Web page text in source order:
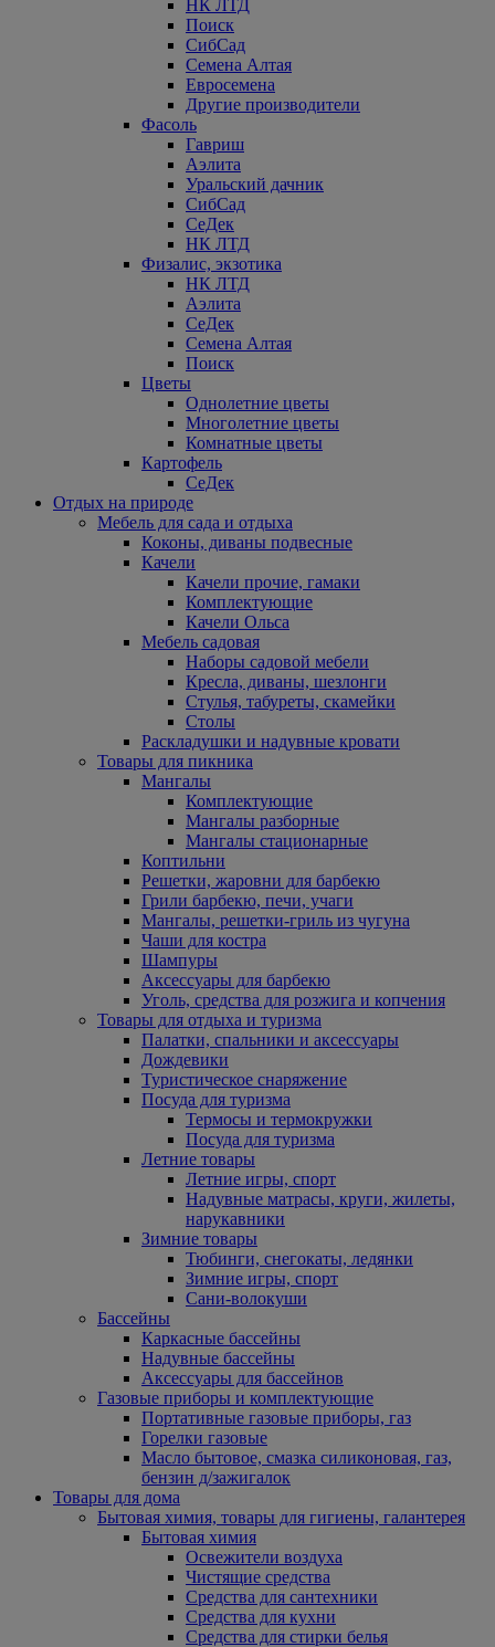
НК ЛТД
Поиск
СибСад
Семена Алтая
Евросемена
Другие производители
Фасоль
Гавриш
Аэлита
Уральский дачник
СибСад
СеДек
НК ЛТД
Физалис, экзотика
НК ЛТД
Аэлита
СеДек
Семена Алтая
Поиск
Цветы
Однолетние цветы
Многолетние цветы
Комнатные цветы
Картофель
СеДек
Отдых на природе
Мебель для сада и отдыха
Коконы, диваны подвесные
Качели
Качели прочие, гамаки
Комплектующие
Качели Ольса
Мебель садовая
Наборы садовой мебели
Кресла, диваны, шезлонги
Стулья, табуреты, скамейки
Столы
Раскладушки и надувные кровати
Товары для пикника
Мангалы
Комплектующие
Мангалы разборные
Мангалы стационарные
Коптильни
Решетки, жаровни для барбекю
Грили барбекю, печи, учаги
Мангалы, решетки-гриль из чугуна
Чаши для костра
Шампуры
Аксессуары для барбекю
Уголь, средства для розжига и копчения
Товары для отдыха и туризма
Палатки, спальники и аксессуары
Дождевики
Туристическое снаряжение
Посуда для туризма
Термосы и термокружки
Посуда для туризма
Летние товары
Летние игры, спорт
Надувные матрасы, круги, жилеты,
нарукавники
Зимние товары
Тюбинги, снегокаты, ледянки
Зимние игры, спорт
Сани-волокуши
Бассейны
Каркасные бассейны
Надувные бассейны
Аксессуары для бассейнов
Газовые приборы и комплектующие
Портативные газовые приборы, газ
Горелки газовые
Масло бытовое, смазка силиконовая, газ,
бензин д/зажигалок
Товары для дома
Бытовая химия, товары для гигиены, галантерея
Бытовая химия
Освежители воздуха
Чистящие средства
Средства для сантехники
Средства для кухни
Средства для стирки белья